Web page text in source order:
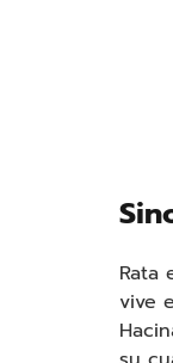
Rata
vive